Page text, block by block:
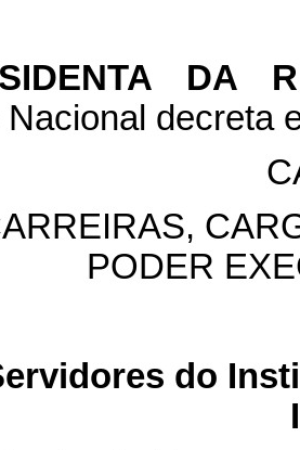
DA
decreta
PODER
do